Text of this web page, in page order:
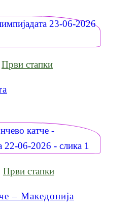
Први стапки
Први стапки
– Македонија